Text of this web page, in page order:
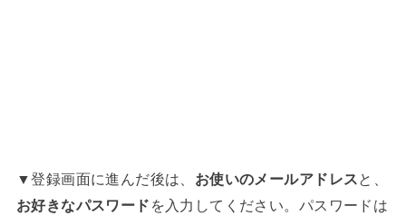
▼登録画面に進んだ後は、 お使いのメールアドレスと、
お好きなパスワード を入力してください。パスワードは